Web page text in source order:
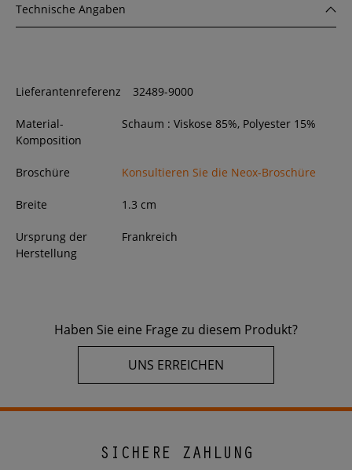
Technische Angaben
Lieferantenreferenz 32489-9000
Material-
Komposition
Schaum : Viskose 85%, Polyester 15%
Broschüre Konsultieren Sie die Neox-Broschüre
Breite 1.3 cm
Ursprung der
Herstellung
Frankreich
Haben Sie eine Frage zu diesem Produkt?
UNS ERREICHEN
SICHERE ZAHLUNG